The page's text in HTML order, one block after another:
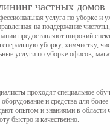
частных домов
услуга по уборке
на поддержание
предоставляют широкий
уборку, химчистку,
услуги по уборке офисов,
проходят специальное
и средства для
опытом и знаниями в области
быстро и качественно.